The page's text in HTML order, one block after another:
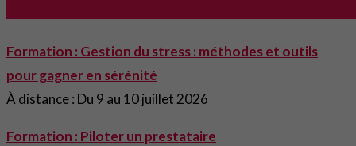
Formation : Gestion du stress : méthodes et outils
pour gagner en sérénité
À distance : Du 9 au 10 juillet 2026
Formation : Piloter un prestataire